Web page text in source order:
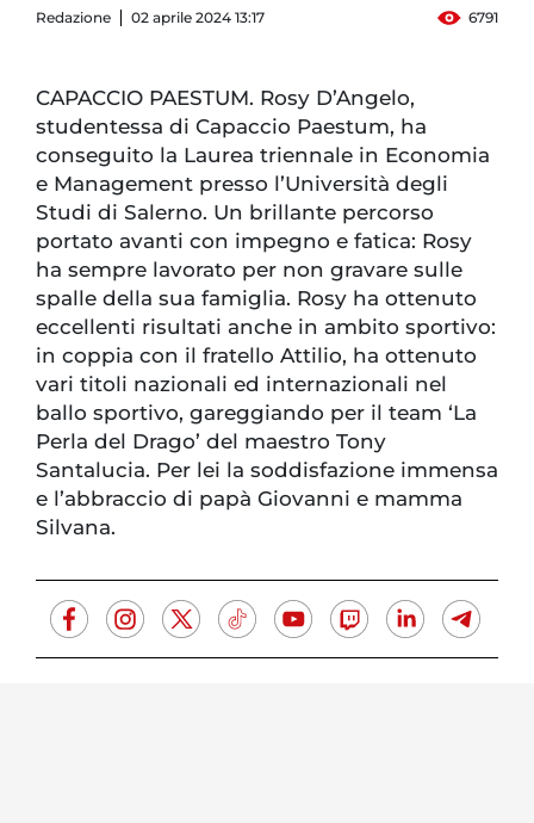
Redazione 02 aprile 2024 13:17 6791
CAPACCIO PAESTUM. Rosy D’Angelo,
studentessa di Capaccio Paestum, ha
conseguito la Laurea triennale in Economia
e Management presso l’Università degli
Studi di Salerno. Un brillante percorso
portato avanti con impegno e fatica: Rosy
ha sempre lavorato per non gravare sulle
spalle della sua famiglia. Rosy ha ottenuto
eccellenti risultati anche in ambito sportivo:
in coppia con il fratello Attilio, ha ottenuto
vari titoli nazionali ed internazionali nel
ballo sportivo, gareggiando per il team ‘La
Perla del Drago’ del maestro Tony
Santalucia. Per lei la soddisfazione immensa
e l’abbraccio di papà Giovanni e mamma
Silvana.